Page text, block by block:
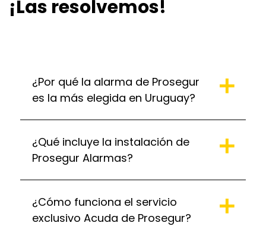
¡Las resolvemos!
¿Por qué la alarma de Prosegur
es la más elegida en Uruguay?
¿Qué incluye la instalación de
Prosegur Alarmas?
¿Cómo funciona el servicio
exclusivo Acuda de Prosegur?